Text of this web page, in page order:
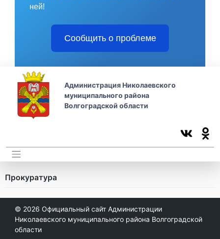
ней!
Сообщить о проблеме
Администрация Николаевского
муниципального района
Волгоградской области
Прокуратура
© 2026 Официальный сайт Администрации
Николаевского муниципального района Волгоградской
области